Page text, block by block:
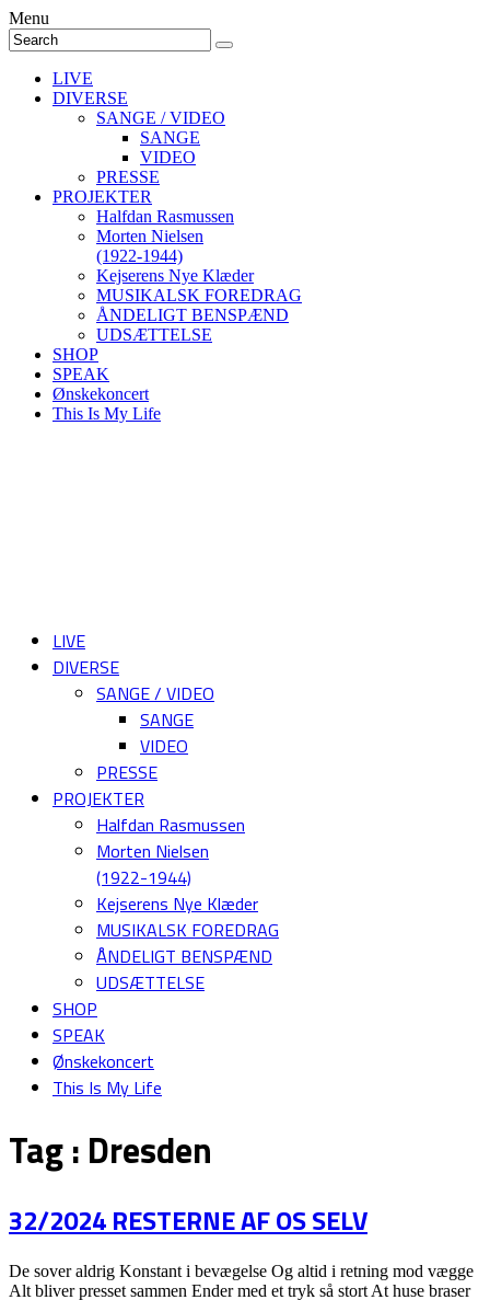
Menu
LIVE
DIVERSE
SANGE / VIDEO
SANGE
VIDEO
PRESSE
PROJEKTER
Halfdan Rasmussen
Morten Nielsen
(1922-1944)
Kejserens Nye Klæder
MUSIKALSK FOREDRAG
ÅNDELIGT BENSPÆND
UDSÆTTELSE
SHOP
SPEAK
Ønskekoncert
This Is My Life
LIVE
DIVERSE
SANGE / VIDEO
SANGE
VIDEO
PRESSE
PROJEKTER
Halfdan Rasmussen
Morten Nielsen
(1922-1944)
Kejserens Nye Klæder
MUSIKALSK FOREDRAG
ÅNDELIGT BENSPÆND
UDSÆTTELSE
SHOP
SPEAK
Ønskekoncert
This Is My Life
Tag : Dresden
32/2024 RESTERNE AF OS SELV
De sover aldrig Konstant i bevægelse Og altid i retning mod vægge
Alt bliver presset sammen Ender med et tryk så stort At huse braser